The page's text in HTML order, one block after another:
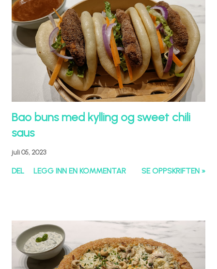
Bao buns med kylling og sweet chili
saus
juli 05, 2023
DEL LEGG INN EN KOMMENTAR SE OPPSKRIFTEN »